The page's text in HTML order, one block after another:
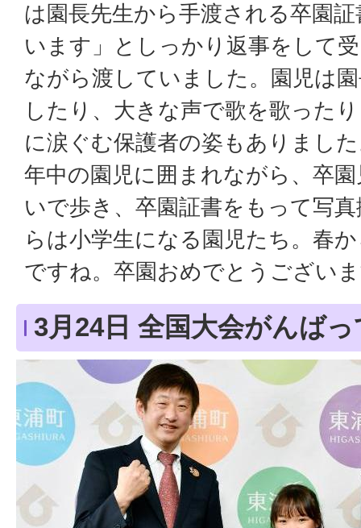
は園長先生から手渡される卒園
います」としっかり返事をして
ながら渡していました。園児は
したり、大きな声で歌を歌った
に涙ぐむ保護者の姿もありまし
年中の園児に囲まれながら、卒
いで歩き、卒園証書をもって写
らは小学生になる園児たち。春
ですね。卒園おめでとうござい
3月24日 全国大会がんばっ